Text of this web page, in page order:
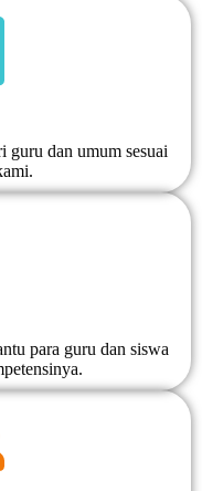
guru dan umum sesuai
para guru dan siswa